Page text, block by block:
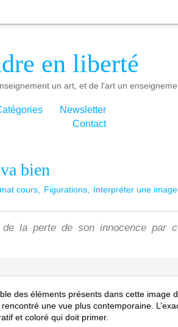
en liberté
un art, et de l'art un
Newsletter
Contact
bien
cours Figurations Interpréter une image
de la perte de son innocence par
des éléments présents dans cette image
une vue plus contemporaine.
et coloré qui doit primer.